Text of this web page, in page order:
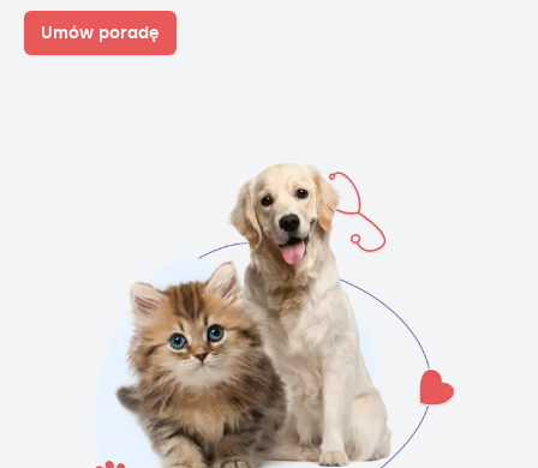
Umów poradę